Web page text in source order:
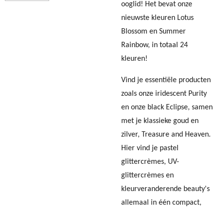
ooglid! Het bevat onze
nieuwste kleuren Lotus
Blossom en Summer
Rainbow, in totaal 24
kleuren!
Vind je essentiële producten
zoals onze iridescent Purity
en onze black Eclipse, samen
met je klassieke goud en
zilver, Treasure and Heaven.
Hier vind je pastel
glittercrèmes, UV-
glittercrèmes en
kleurveranderende beauty's
allemaal in één compact,